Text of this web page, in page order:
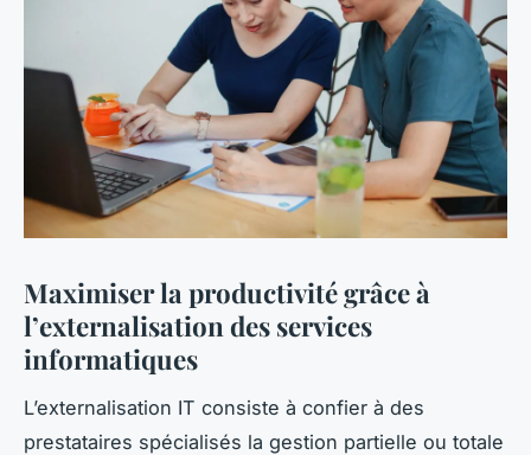
Maximiser la productivité grâce à
l’externalisation des services
informatiques
L’externalisation IT consiste à confier à des
prestataires spécialisés la gestion partielle ou totale